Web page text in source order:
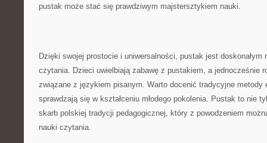
pustak‍ może ​stać się prawdziwym majstersztykiem⁤ nauki.
Dzięki swojej prostocie i uniwersalności, pustak jest doskonałym​
czytania. Dzieci uwielbiają zabawę z pustakiem,⁣ a jednocześnie
związane ⁣z językiem pisanym. Warto docenić tradycyjne⁣ metody
sprawdzają się w kształceniu młodego‌ pokolenia. Pustak to nie
skarb ‍polskiej tradycji ​pedagogicznej, który z powodzeniem
nauki czytania.